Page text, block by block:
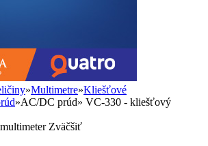
»Multimetre»Kliešťové
»AC/DC prúd» VC-330 - kliešťový
Zväčšiť